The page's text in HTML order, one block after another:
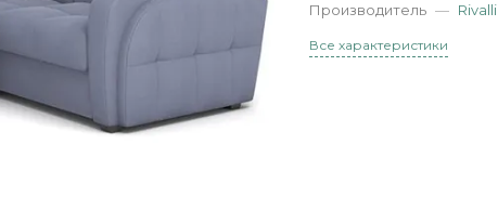
Производитель — Rivalli
Все характеристики